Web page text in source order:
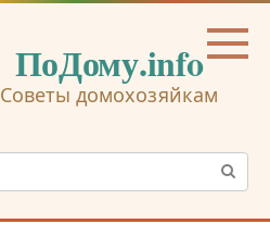
ПоДому.info
Советы домохозяйкам